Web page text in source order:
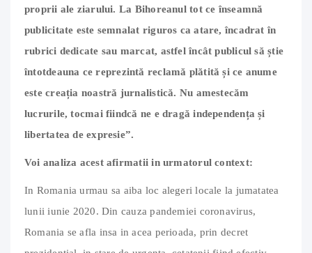
proprii ale ziarului. La Bihoreanul tot ce înseamnă
publicitate este semnalat riguros ca atare, încadrat în
rubrici dedicate sau marcat, astfel încât publicul să știe
întotdeauna ce reprezintă reclamă plătită și ce anume
este creația noastră jurnalistică. Nu amestecăm
lucrurile, tocmai fiindcă ne e dragă independența și
libertatea de expresie”.
Voi analiza acest afirmatii in urmatorul context:
In Romania urmau sa aiba loc alegeri locale la jumatatea
lunii iunie 2020. Din cauza pandemiei coronavirus,
Romania se afla insa in acea perioada, prin decret